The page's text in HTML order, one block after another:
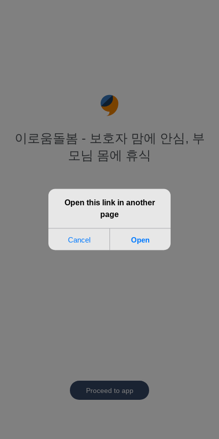
이로움돌봄 - 보호자 맘에 안심, 부
모님 몸에 휴식
Proceed to app